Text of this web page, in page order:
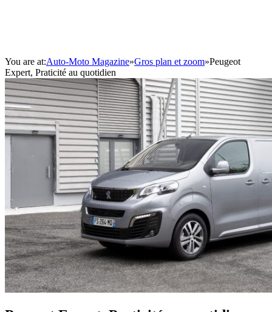
You are at:Auto-Moto Magazine»Gros plan et zoom»Peugeot
Expert, Praticité au quotidien